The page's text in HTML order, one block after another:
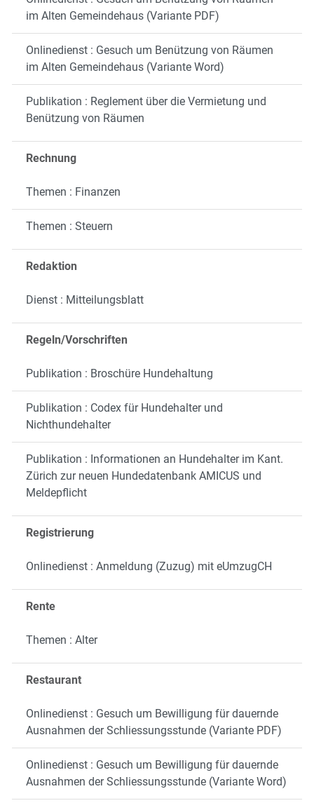
im Alten Gemeindehaus (Variante PDF)
Onlinedienst : Gesuch um Benützung von Räumen
im Alten Gemeindehaus (Variante Word)
Publikation : Reglement über die Vermietung und
Benützung von Räumen
Rechnung
Themen : Finanzen
Themen : Steuern
Redaktion
Dienst : Mitteilungsblatt
Regeln/Vorschriften
Publikation : Broschüre Hundehaltung
Publikation : Codex für Hundehalter und
Nichthundehalter
Publikation : Informationen an Hundehalter im Kant.
Zürich zur neuen Hundedatenbank AMICUS und
Meldepflicht
Registrierung
Onlinedienst : Anmeldung (Zuzug) mit eUmzugCH
Rente
Themen : Alter
Restaurant
Onlinedienst : Gesuch um Bewilligung für dauernde
Ausnahmen der Schliessungsstunde (Variante PDF)
Onlinedienst : Gesuch um Bewilligung für dauernde
Ausnahmen der Schliessungsstunde (Variante Word)